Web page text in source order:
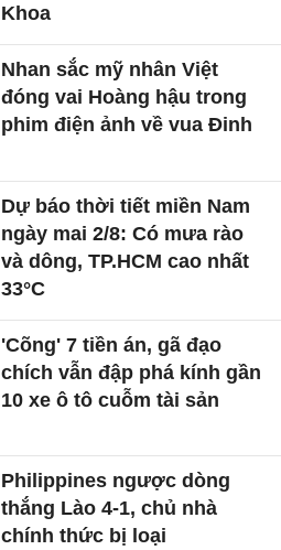
Khoa
Nhan sắc mỹ nhân Việt
đóng vai Hoàng hậu trong
phim điện ảnh về vua Đinh
Dự báo thời tiết miền Nam
ngày mai 2/8: Có mưa rào
và dông, TP.HCM cao nhất
33°C
'Cõng' 7 tiền án, gã đạo
chích vẫn đập phá kính gần
10 xe ô tô cuỗm tài sản
Philippines ngược dòng
thắng Lào 4-1, chủ nhà
chính thức bị loại